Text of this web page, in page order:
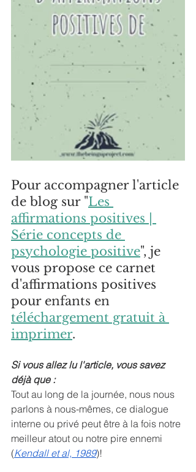
Pour accompagner l'article
de blog sur "Les
affirmations positives |
Série concepts de
psychologie positive", je
vous propose ce carnet
d'affirmations positives
pour enfants en
téléchargement gratuit à
imprimer.
Si vous allez lu l'article, vous savez
déjà que :
Tout au long de la journée, nous nous
parlons à nous-mêmes, ce dialogue
interne ou privé peut être à la fois notre
meilleur atout ou notre pire ennemi
(Kendall et al, 1989)!